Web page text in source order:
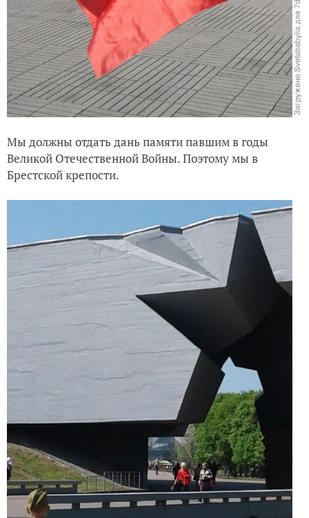
Мы должны отдать дань памяти павшим в годы
Великой Отечественной Войны. Поэтому мы в
Брестской крепости.